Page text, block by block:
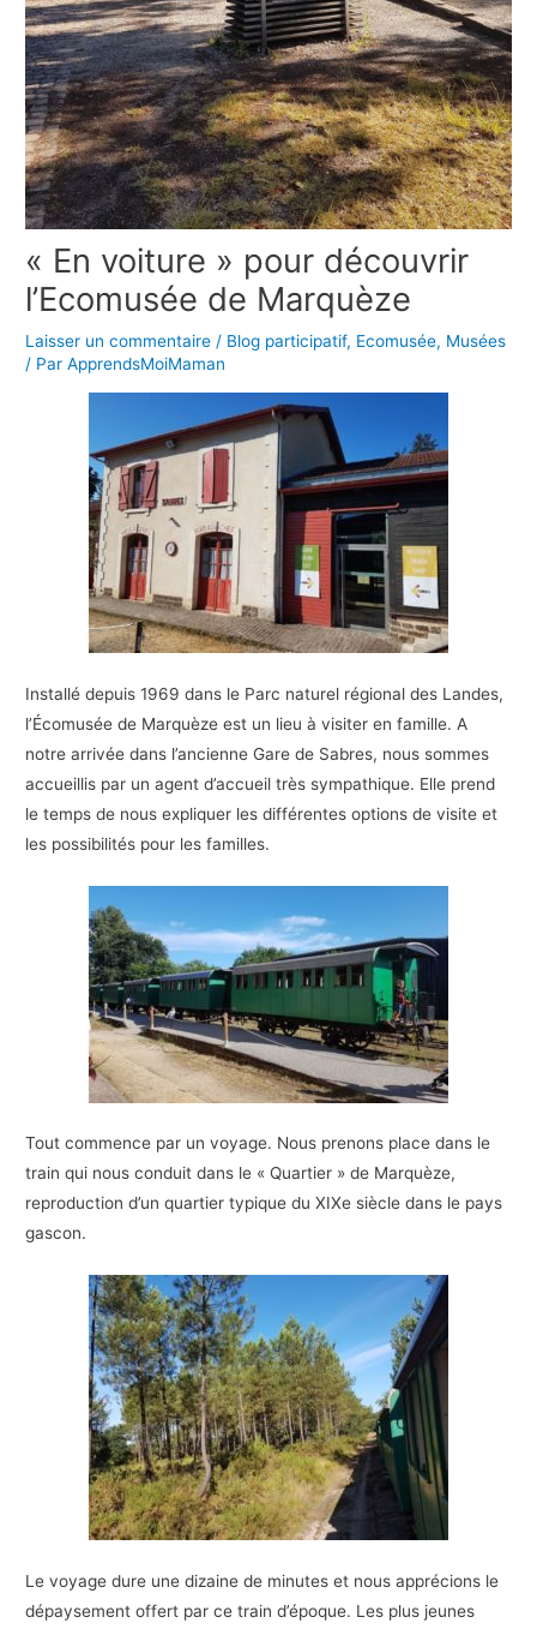
« En voiture » pour découvrir
l’Ecomusée de Marquèze
Laisser un commentaire / Blog participatif, Ecomusée, Musées
/ ParApprendsMoiMaman
Installé depuis 1969 dans le Parc naturel régional des Landes,
l’Écomusée de Marquèze est un lieu à visiter en famille. A
notre arrivée dans l’ancienne Gare de Sabres, nous sommes
accueillis par un agent d’accueil très sympathique. Elle prend
le temps de nous expliquer les différentes options de visite et
les possibilités pour les familles.
Tout commence par un voyage. Nous prenons place dans le
train qui nous conduit dans le « Quartier » de Marquèze,
reproduction d’un quartier typique du XIXe siècle dans le pays
gascon.
Le voyage dure une dizaine de minutes et nous apprécions le
dépaysement offert par ce train d’époque. Les plus jeunes